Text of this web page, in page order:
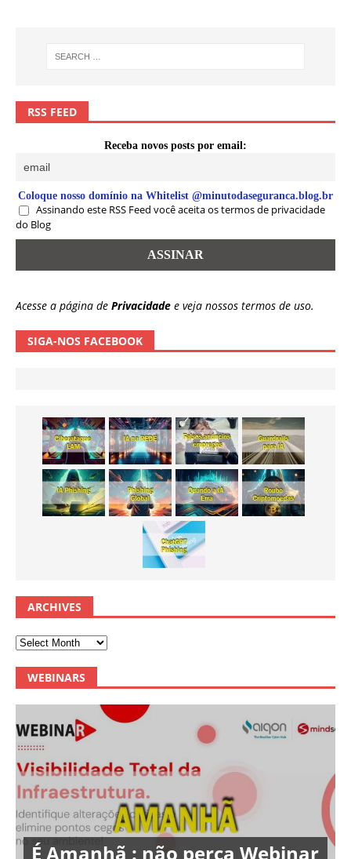
RSS FEED
Receba novos posts por email:
Coloque nosso domínio na Whitelist @minutodaseguranca.blog.br
Assinando este RSS Feed você aceita os termos de privacidade
do Blog
Acesse a página de Privacidade e veja nossos termos de uso.
SIGA-NOS FACEBOOK
ARCHIVES
WEBINARS
É Amanhã : não perca Webinar